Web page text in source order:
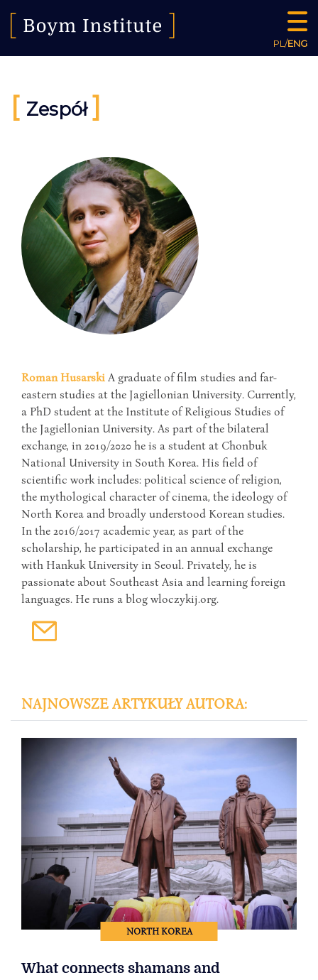
PL/ENG
[ Zespół]
Roman Husarski A graduate of film studies and far-
eastern studies at the Jagiellonian University. Currently,
a PhD student at the Institute of Religious Studies of
the Jagiellonian University. As part of the bilateral
exchange, in 2019/2020 he is a student at Chonbuk
National University in South Korea. His field of
scientific work includes: political science of religion,
the mythological character of cinema, the ideology of
North Korea and broadly understood Korean studies.
In the 2016/2017 academic year, as part of the
scholarship, he participated in an annual exchange
with Hankuk University in Seoul. Privately, he is
passionate about Southeast Asia and learning foreign
languages. He runs a blog wloczykij.org.
NAJNOWSZE ARTYKUŁY AUTORA:
NORTH KOREA
What connects shamans and